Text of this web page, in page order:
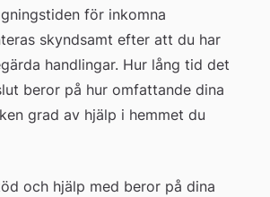
för inkomna
skyndsamt efter att du har
handlingar. Hur lång tid det
beror på hur omfattande dina
grad av hjälp i hemmet du
och hjälp med beror på dina